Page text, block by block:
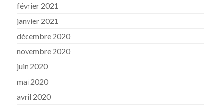
février 2021
janvier 2021
décembre 2020
novembre 2020
juin 2020
mai 2020
avril 2020